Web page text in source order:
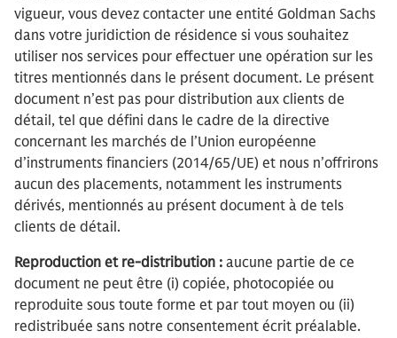
vigueur, vous devez contacter une entité Goldman Sachs
dans votre juridiction de résidence si vous souhaitez
utiliser nos services pour effectuer une opération sur les
titres mentionnés dans le présent document. Le présent
document n’est pas pour distribution aux clients de
détail, tel que défini dans le cadre de la directive
concernant les marchés de l’Union européenne
d’instruments financiers (2014/65/UE) et nous n’offrirons
aucun des placements, notamment les instruments
dérivés, mentionnés au présent document à de tels
clients de détail.
Reproduction et re-distribution : aucune partie de ce
document ne peut être (i) copiée, photocopiée ou
reproduite sous toute forme et par tout moyen ou (ii)
redistribuée sans notre consentement écrit préalable.